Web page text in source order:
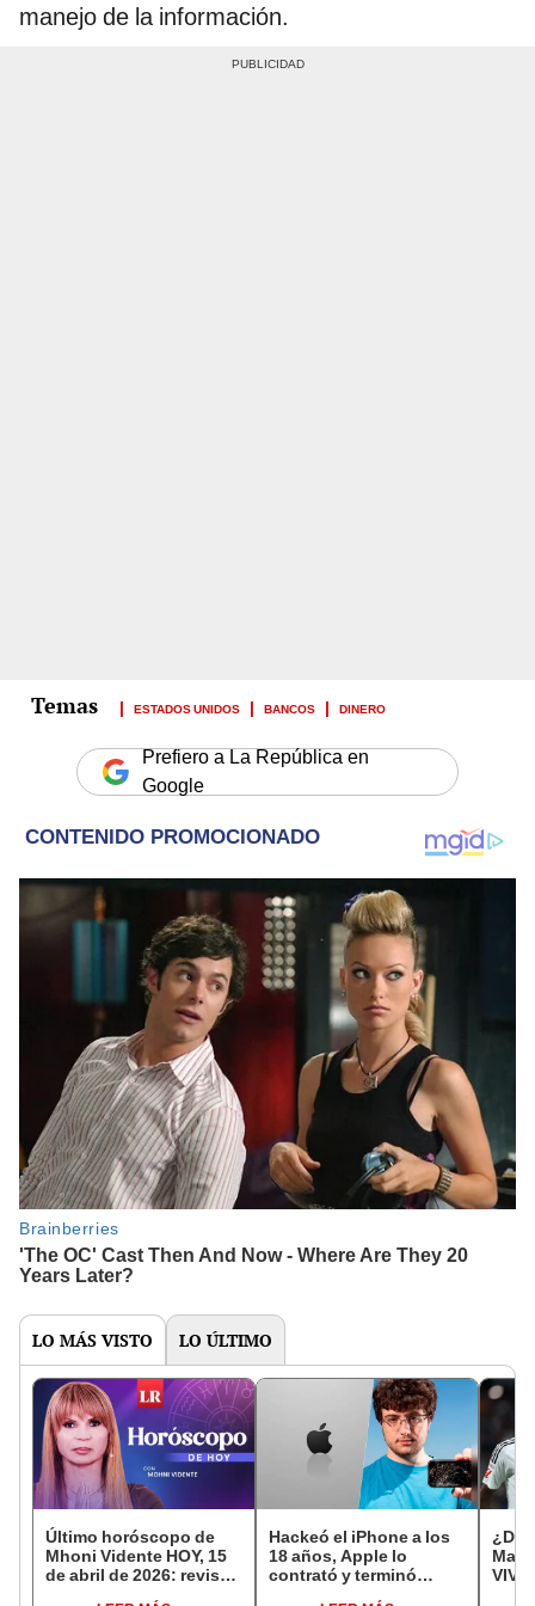
manejo de la información.
ESTADOS UNIDOS BANCOS DINERO
Prefiero a La República en
Google
LO MÁS VISTO LO ÚLTIMO
Último horóscopo de
Mhoni Vidente HOY, 15
de abril de 2026: revisa
Hackeó el iPhone a los
18 años, Apple lo
contrató y terminó